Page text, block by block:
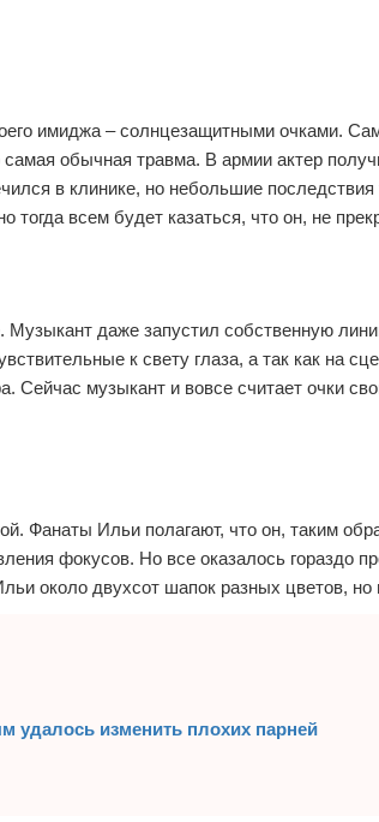
имиджа – солнцезащитными очками.
обычная травма. В армии актер
в клинике, но небольшие
тогда всем будет казаться, что он, не
даже запустил собственную
к свету глаза, а так как на
Сейчас музыкант и вовсе считает очки
Фанаты Ильи полагают, что он, таким
фокусов. Но все оказалось гораздо
около двухсот шапок разных цветов, но
удалось изменить плохих парней